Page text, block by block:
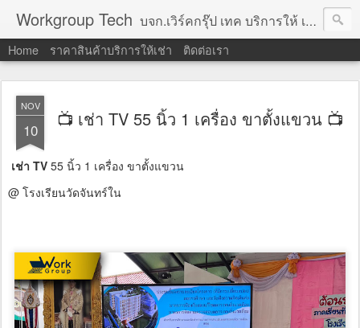
Workgroup Tech บจก.เวิร์คกรุ๊ป เทค บริการให้ เช่าคอมพิวเตอร์ โน้ตบุ๊ค โปรเจคเตอร์ ทีวีจอแบน จอทัชสกรีน ตู้คีออส วีดีโอวอล และอุปกรณ์อื่น ๆ บริการให้เช่าเป็น รายวัน
Home ราคาสินค้าบริการให้เช่า ติดต่อเรา
NOV
10 📺 เช่า TV 55 นิ้ว 1 เครื่อง ขาตั้งแขวน 📺
เช่า TV 55 นิ้ว 1 เครื่อง ขาตั้งแขวน
@ โรงเรียนวัดจันทร์ใน